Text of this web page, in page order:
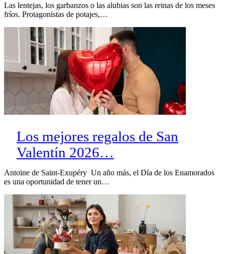
Las lentejas, los garbanzos o las alubias son las reinas de los meses
fríos. Protagonistas de potajes,…
Los mejores regalos de San
Valentín 2026…
Antoine de Saint-Exupéry Un año más, el Día de los Enamorados
es una oportunidad de tener un…